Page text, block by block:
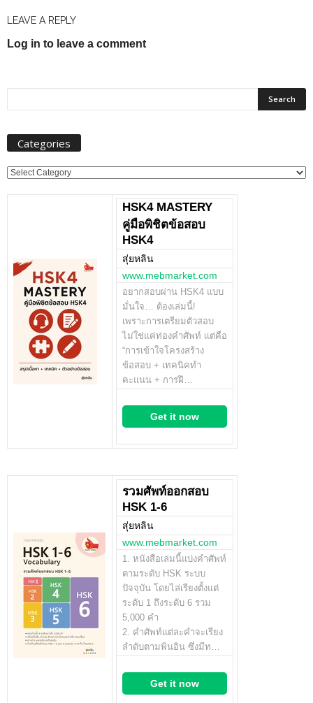
LEAVE A REPLY
Log in to leave a comment
Categories
Categories
HSK4 MASTERY
คู่มือพิชิตข้อสอบ
HSK4
สุ่ยหลิน
www.mebmarket.com
อยากสอบผ่าน HSK4 แบบ
มั่นใจ… ต้องเล่มนี้!
เพราะการเตรียมตัวสอบ
ไม่ใช่แค่ท่องคำศัพท์ แต่คือ
“การเข้าใจโครงสร้าง
ข้อสอบ + เทคนิคทำ
คะแนน + การฝึ…
Get it now
รวมศัพท์ออกสอบ
HSK 1-6
สุ่ยหลิน
www.mebmarket.com
1. หนังสือเล่มนี้แบ่งคำศัพท์
ตามระดับ HSK ระบบ
ปัจจุบัน โดยไล่เรียงตั้งแต่
ระดับ 1 ถึงระดับ 6 รวม
5,000 คำ
2. คำศัพท์แต่ละคำจะเรียง
ลำดับตามพินอิน ซึ่งมีท…
Get it now